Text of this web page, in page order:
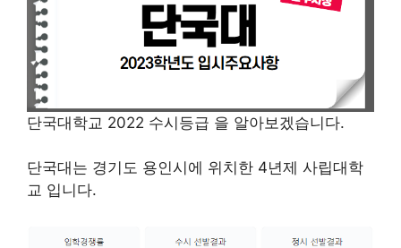
단국대학교 2022 수시등급 을 알아보겠습니다.
단국대는 경기도 용인시에 위치한 4년제 사립대학
교 입니다.